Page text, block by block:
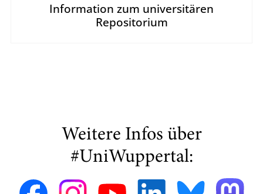
Information zum universitären
Repositorium
Weitere Infos über
#UniWuppertal: